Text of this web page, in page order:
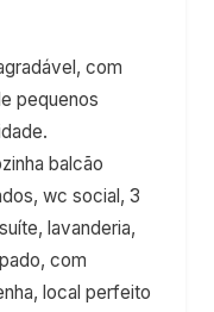
com
pequenos
balcão
wc social, 3
lavanderia,
com
local perfeito